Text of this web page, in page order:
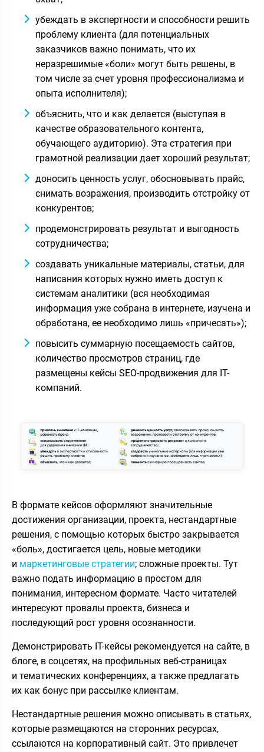
убеждать в экспертности и способности решить
проблему клиента (для потенциальных
заказчиков важно понимать, что их
неразрешимые «боли» могут быть решены, в
том числе за счет уровня профессионализма и
опыта исполнителя);
объяснить, что и как делается (выступая в
качестве образовательного контента,
обучающего аудиторию). Эта стратегия при
грамотной реализации дает хороший результат;
доносить ценность услуг, обосновывать прайс,
снимать возражения, производить отстройку от
конкурентов;
продемонстрировать результат и выгодность
сотрудничества;
создавать уникальные материалы, статьи, для
написания которых нужно иметь доступ к
системам аналитики (вся необходимая
информация уже собрана в интернете, изучена и
обработана, ее необходимо лишь «причесать»);
повысить суммарную посещаемость сайтов,
количество просмотров страниц, где
размещены кейсы SEO-продвижения для IT-
компаний.
В формате кейсов оформляют значительные
достижения организации, проекта, нестандартные
решения, с помощью которых быстро закрывается
«боль», достигается цель, новые методики
и маркетинговые стратегии; сложные проекты. Тут
важно подать информацию в простом для
понимания, интересном формате. Часто читателей
интересуют провалы проекта, бизнеса и
последующий рост уровня осознанности.
Демонстрировать IT-кейсы рекомендуется на сайте, в
блоге, в соцсетях, на профильных веб-страницах
и тематических конференциях, а также предлагать
их как бонус при рассылке клиентам.
Нестандартные решения можно описывать в статьях,
которые размещаются на сторонних ресурсах,
ссылаются на корпоративный сайт. Это привлечет